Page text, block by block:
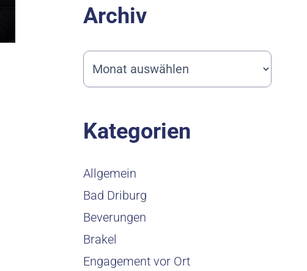
Archiv
Kategorien
Allgemein
Bad Driburg
Beverungen
Brakel
Engagement vor Ort